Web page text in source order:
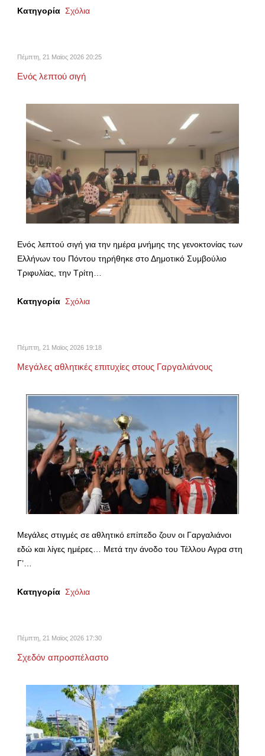
Κατηγορία Σχόλια
Πέμπτη, 21 Μαϊος 2026 20:25
Ενός λεπτού σιγή
Ενός λεπτού σιγή για την ημέρα μνήμης της γενοκτονίας των
Ελλήνων του Πόντου τηρήθηκε στο Δημοτικό Συμβούλιο
Τριφυλίας, την Τρίτη…
Κατηγορία Σχόλια
Πέμπτη, 21 Μαϊος 2026 19:18
Μεγάλες αθλητικές επιτυχίες στους Γαργαλιάνους
Μεγάλες στιγμές σε αθλητικό επίπεδο ζουν οι Γαργαλιάνοι
εδώ και λίγες ημέρες… Μετά την άνοδο του Τέλλου Αγρα στη
Γ’…
Κατηγορία Σχόλια
Πέμπτη, 21 Μαϊος 2026 17:30
Σχεδόν απροσπέλαστο